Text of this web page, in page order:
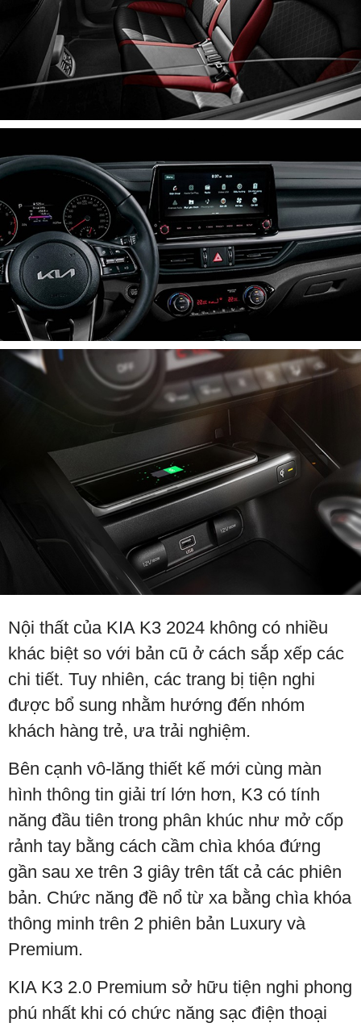
Nội thất của KIA K3 2024 không có nhiều
khác biệt so với bản cũ ở cách sắp xếp các
chi tiết. Tuy nhiên, các trang bị tiện nghi
được bổ sung nhằm hướng đến nhóm
khách hàng trẻ, ưa trải nghiệm.
Bên cạnh vô-lăng thiết kế mới cùng màn
hình thông tin giải trí lớn hơn, K3 có tính
năng đầu tiên trong phân khúc như mở cốp
rảnh tay bằng cách cầm chìa khóa đứng
gần sau xe trên 3 giây trên tất cả các phiên
bản. Chức năng đề nổ từ xa bằng chìa khóa
thông minh trên 2 phiên bản Luxury và
Premium.
KIA K3 2.0 Premium sở hữu tiện nghi phong
phú nhất khi có chức năng sạc điện thoại